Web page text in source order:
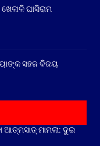
ଘାସିରାମ
ସହଜ ବିଜୟ
ଆତ୍ମସାତ୍ ମାମଲା: ଦୁଇ